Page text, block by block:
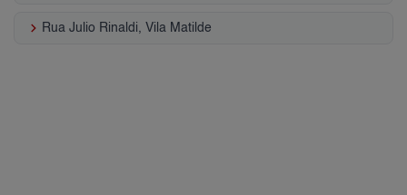
keyboard_arrow_right Rua Julio Rinaldi, Vila Matilde